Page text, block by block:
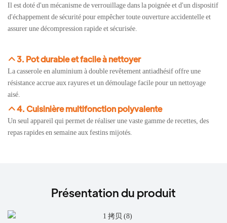
Il est doté d'un mécanisme de verrouillage dans la poignée et d'un dispositif
d'échappement de sécurité pour empêcher toute ouverture accidentelle et
assurer une décompression rapide et sécurisée.
3. Pot durable et facile à nettoyer
La casserole en aluminium à double revêtement antiadhésif offre une
résistance accrue aux rayures et un démoulage facile pour un nettoyage
aisé.
4. Cuisinière multifonction polyvalente
Un seul appareil qui permet de réaliser une vaste gamme de recettes, des
repas rapides en semaine aux festins mijotés.
Présentation du produit